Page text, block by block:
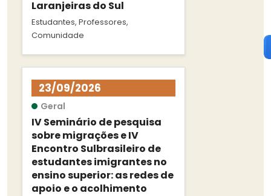
Laranjeiras do Sul
Estudantes, Professores,
Comunidade
23/09/2026
Geral
IV Seminário de pesquisa
sobre migrações e IV
Encontro Sulbrasileiro de
estudantes imigrantes no
ensino superior: as redes de
apoio e o acolhimento